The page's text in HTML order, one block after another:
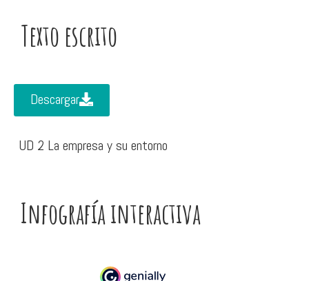
Texto escrito
Descargar
UD 2 La empresa y su entorno
Infografía interactiva